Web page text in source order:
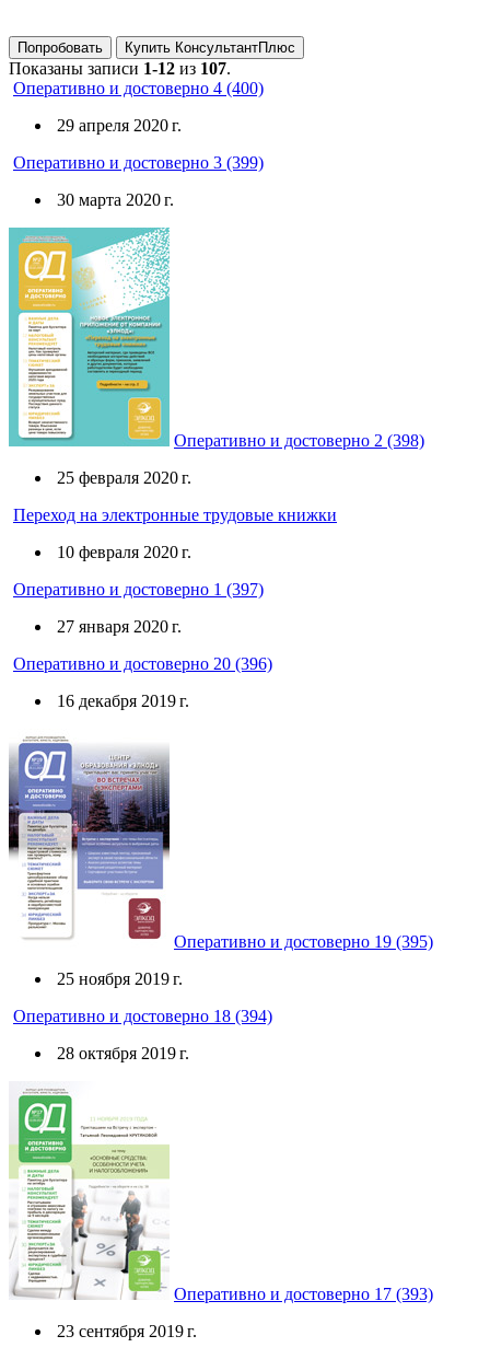
Попробовать Купить КонсультантПлюс
Показаны записи 1-12 из 107.
Оперативно и достоверно 4 (400)
29 апреля 2020 г.
Оперативно и достоверно 3 (399)
30 марта 2020 г.
Оперативно и достоверно 2 (398)
25 февраля 2020 г.
Переход на электронные трудовые книжки
10 февраля 2020 г.
Оперативно и достоверно 1 (397)
27 января 2020 г.
Оперативно и достоверно 20 (396)
16 декабря 2019 г.
Оперативно и достоверно 19 (395)
25 ноября 2019 г.
Оперативно и достоверно 18 (394)
28 октября 2019 г.
Оперативно и достоверно 17 (393)
23 сентября 2019 г.